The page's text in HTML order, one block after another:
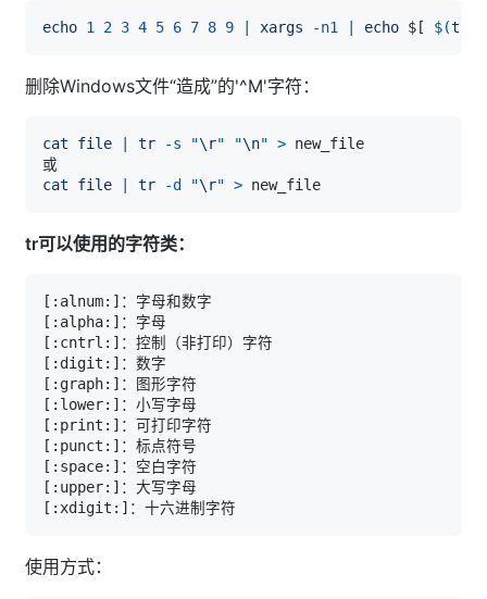
echo 1 2 3 4 5 6 7 8 9 xargs -n1 echo $ [ $(tr
删除Windows文件“造成”的'^M'字符：
cat file tr -s "\r" "\n" >
cat
file tr -d "\r" >
tr可以使用的字符类：
[ :alnum: ]
[ :alpha: ]
[ :cntrl: ]
[ :digit: ]
[ :graph: ]
[ :lower: ]
[ :print: ]
[ :punct: ]
[ :space: ]
[ :upper: ]
[ :xdigit: ]
使用方式：